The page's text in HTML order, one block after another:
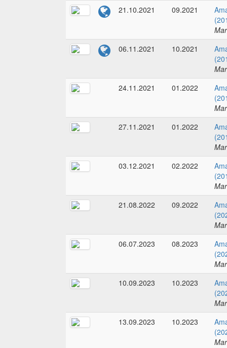
21.10.2021
09.2021
06.11.2021
10.2021
24.11.2021
01.2022
27.11.2021
01.2022
03.12.2021
02.2022
21.08.2022
09.2022
06.07.2023
08.2023
10.09.2023
10.2023
13.09.2023
10.2023